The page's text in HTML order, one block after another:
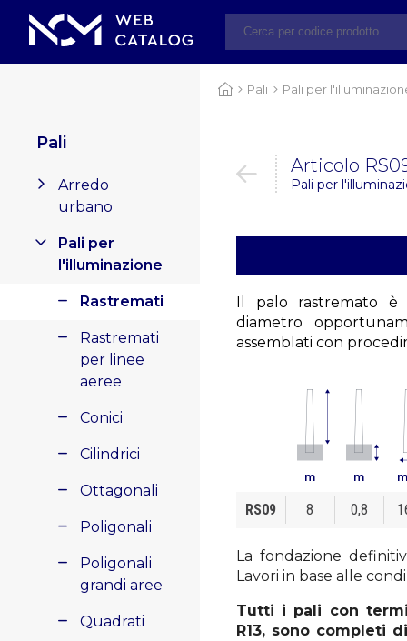
Pali
Arredo
urbano
Pali per
l'illuminazione
Rastremati
Rastremati
per linee
aeree
Conici
Cilindrici
Ottagonali
Poligonali
Poligonali
grandi aree
Quadrati
Pali Pali per
Articolo
Pali per
Il palo rastremato è
diametro
assemblati con
La fondazione
Lavori in base alle
Tutti i pali con
R13, sono completi
m m
RS09 8 0,8